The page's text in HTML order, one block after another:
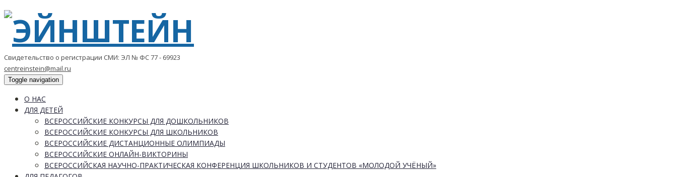
Свидетельство о регистрации СМИ: ЭЛ № ФС 77 - 69923
centreinstein@mail.ru
Toggle navigation
О НАС
ДЛЯ ДЕТЕЙ
ВСЕРОССИЙСКИЕ КОНКУРСЫ ДЛЯ ДОШКОЛЬНИКОВ
ВСЕРОССИЙСКИЕ КОНКУРСЫ ДЛЯ ШКОЛЬНИКОВ
ВСЕРОССИЙСКИЕ ДИСТАНЦИОННЫЕ ОЛИМПИАДЫ
ВСЕРОССИЙСКИЕ ОНЛАЙН-ВИКТОРИНЫ
ВСЕРОССИЙСКАЯ НАУЧНО-ПРАКТИЧЕСКАЯ КОНФЕРЕНЦИЯ ШКОЛЬНИКОВ И СТУДЕНТОВ «МОЛОДОЙ УЧЁНЫЙ»